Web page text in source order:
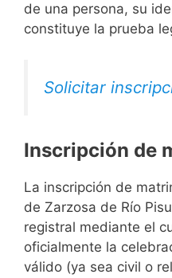
de una persona, su
constituye la prueba
Solicitar
Inscripción de
La inscripción de
de Zarzosa de Río
registral mediante el
oficialmente la
válido (ya sea civil o